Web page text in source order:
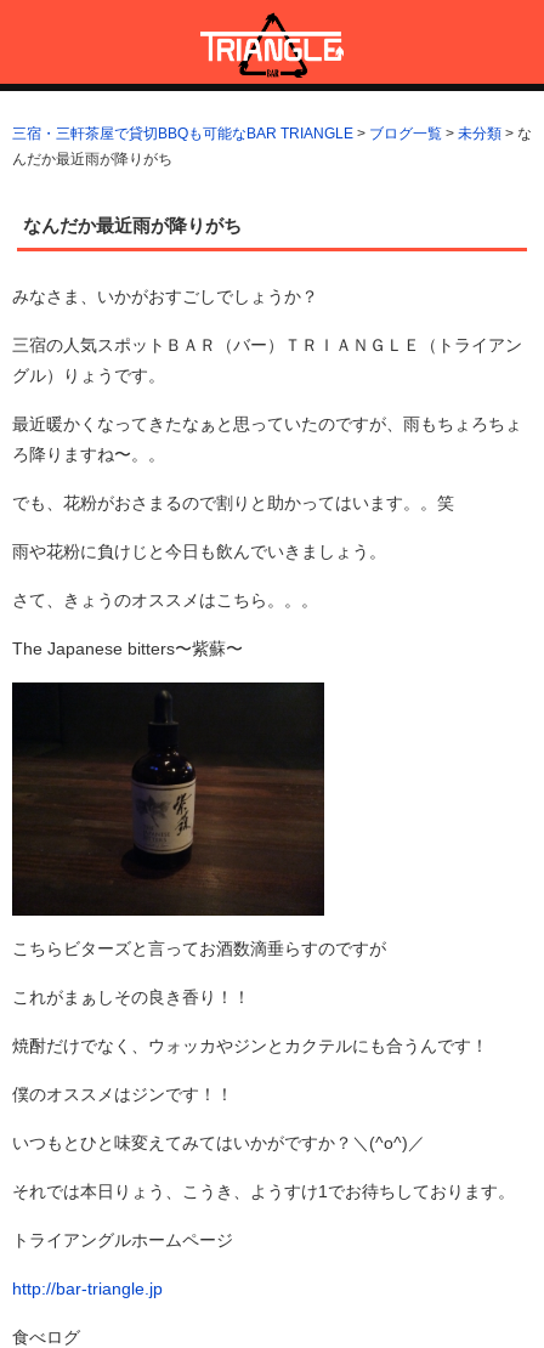
ン
へ
ス
三宿・三軒茶屋で貸切BBQも可能なBAR TRIANGLE
三宿・三軒茶屋A5ランクの貸切BBQも可能なBAR TRIANGLE(バー・
トライアングル)
三宿・三軒茶屋で貸切BBQも可能なBAR TRIANGLE > ブログ一覧 > 未分類 > な
んだか最近雨が降りがち
なんだか最近雨が降りがち
みなさま、いかがおすごしでしょうか？
三宿の人気スポットＢＡＲ（バー）ＴＲＩＡＮＧＬＥ（トライアン
グル）りょうです。
最近暖かくなってきたなぁと思っていたのですが、雨もちょろちょ
ろ降りますね〜。。
でも、花粉がおさまるので割りと助かってはいます。。笑
雨や花粉に負けじと今日も飲んでいきましょう。
さて、きょうのオススメはこちら。。。
The Japanese bitters〜紫蘇〜
こちらビターズと言ってお酒数滴垂らすのですが
これがまぁしその良き香り！！
焼酎だけでなく、ウォッカやジンとカクテルにも合うんです！
僕のオススメはジンです！！
いつもとひと味変えてみてはいかがですか？＼(^o^)／
それでは本日りょう、こうき、ようすけ1でお待ちしております。
トライアングルホームページ
http://bar-triangle.jp
食べログ